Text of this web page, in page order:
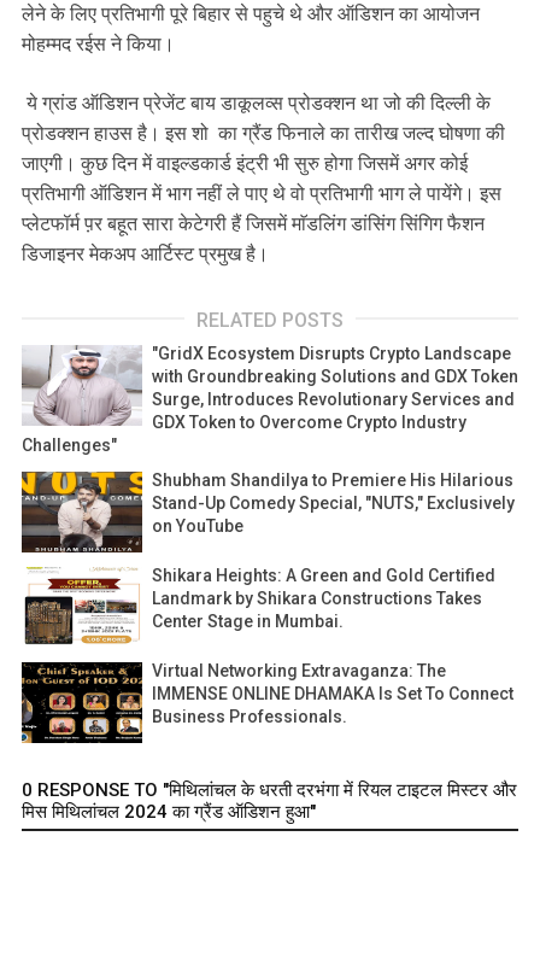
लेने के लिए प्रतिभागी पूरे बिहार से पहुचे थे और ऑडिशन का आयोजन
मोहम्मद रईस ने किया।
ये ग्रांड ऑडिशन प्रेजेंट बाय डाकूलव्स प्रोडक्शन था जो की दिल्ली के
प्रोडक्शन हाउस है। इस शो का ग्रैंड फिनाले का तारीख जल्द घोषणा की
जाएगी। कुछ दिन में वाइल्डकार्ड इंट्री भी सुरु होगा जिसमें अगर कोई
प्रतिभागी ऑडिशन में भाग नहीं ले पाए थे वो प्रतिभागी भाग ले पायेंगे। इस
प्लेटफॉर्म प़र बहूत सारा केटेगरी हैं जिसमें माॅडलिंग डांसिंग सिंगिग फैशन
डिजाइनर मेकअप आर्टिस्ट प्रमुख है।
RELATED POSTS
"GridX Ecosystem Disrupts Crypto Landscape
with Groundbreaking Solutions and GDX Token
Surge, Introduces Revolutionary Services and
GDX Token to Overcome Crypto Industry
Challenges"
Shubham Shandilya to Premiere His Hilarious
Stand-Up Comedy Special, "NUTS," Exclusively
on YouTube
Shikara Heights: A Green and Gold Certified
Landmark by Shikara Constructions Takes
Center Stage in Mumbai.
Virtual Networking Extravaganza: The
IMMENSE ONLINE DHAMAKA Is Set To Connect
Business Professionals.
0 RESPONSE TO "मिथिलांचल के धरती दरभंगा में रियल टाइटल मिस्टर और
मिस मिथिलांचल 2024 का ग्रैंड ऑडिशन हुआ"